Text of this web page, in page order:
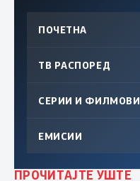
ПОЧЕТНА
ТВ РАСПОРЕД
СЕРИИ И ФИЛМОВИ
ЕМИСИИ
ПРОЧИТАЈТЕ УШТЕ